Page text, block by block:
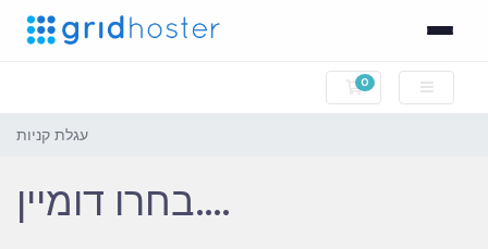
0
עגלת קניות
עגלת קניות
בחרו דומיין....